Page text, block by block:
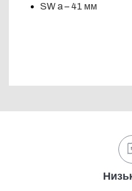
SW a – 41 мм